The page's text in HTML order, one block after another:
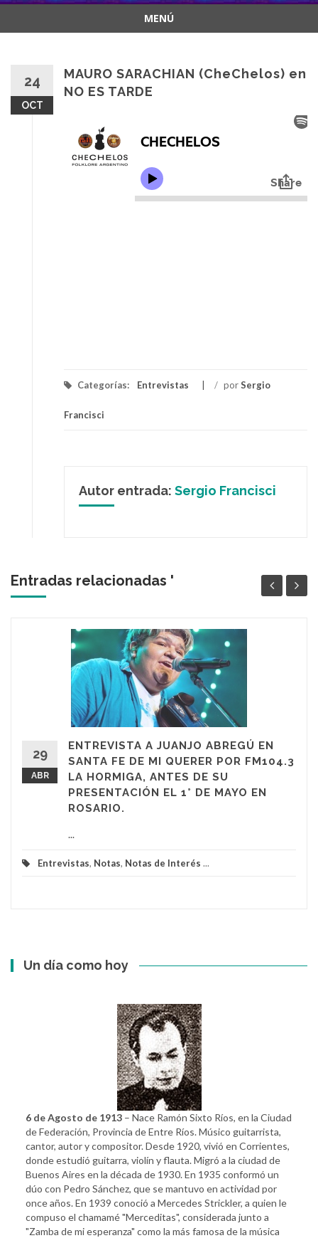
MENÚ
24
OCT
MAURO SARACHIAN (CheChelos) en
NO ES TARDE
Categorías: Entrevistas / porSergio
Francisci
Autor entrada: Sergio Francisci
Entradas relacionadas '
29
ABR
ENTREVISTA A JUANJO ABREGÚ EN
SANTA FE DE MI QUERER POR FM104.3
LA HORMIGA, ANTES DE SU
PRESENTACIÓN EL 1° DE MAYO EN
ROSARIO.
...
Entrevistas, Notas, Notas de Interés ...
Un día como hoy
6 de Agosto de 1913 – Nace Ramón Sixto Ríos, en la Ciudad
de Federación, Provincia de Entre Ríos. Músico guitarrista,
cantor, autor y compositor. Desde 1920, vivió en Corrientes,
donde estudió guitarra, violín y flauta. Migró a la ciudad de
Buenos Aires en la década de 1930. En 1935 conformó un
dúo con Pedro Sánchez, que se mantuvo en actividad por
once años. En 1939 conoció a Mercedes Strickler, a quien le
compuso el chamamé "Merceditas", considerada junto a
"Zamba de mi esperanza" como la más famosa de la música